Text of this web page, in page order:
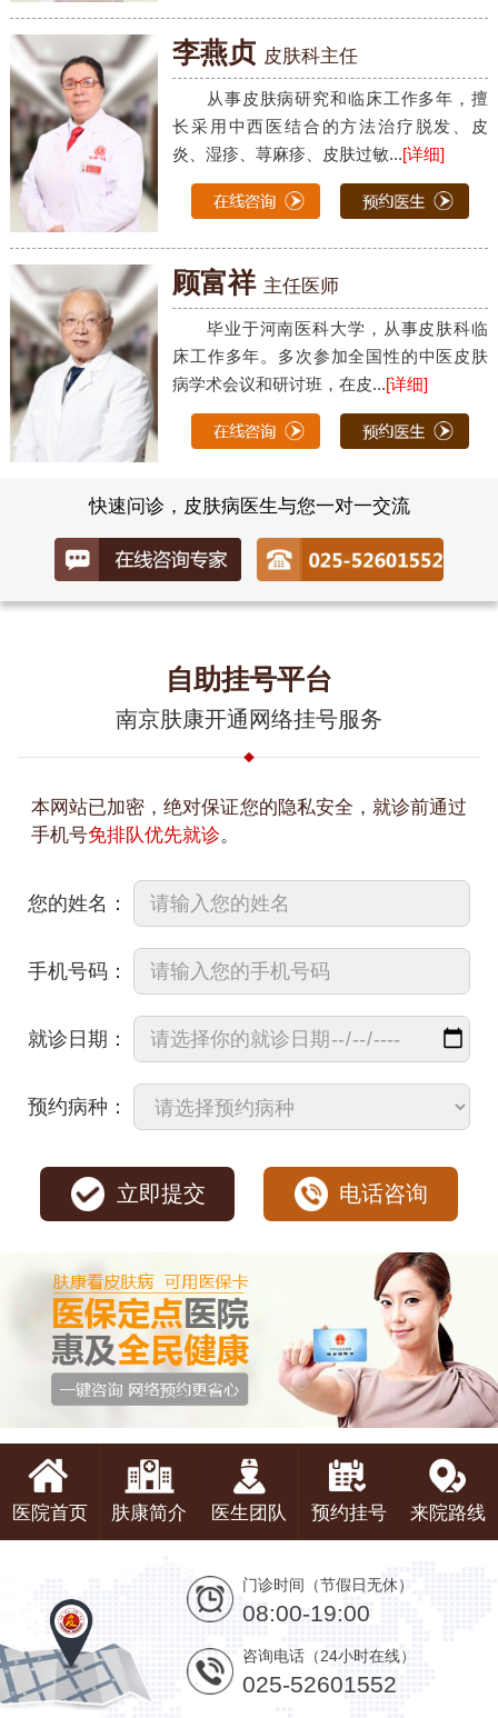
李燕贞 皮肤科主任
从事皮肤病研究和临床工作多年，擅
长采用中西医结合的方法治疗脱发、皮
炎、湿疹、荨麻疹、皮肤过敏...[详细]
顾富祥 主任医师
毕业于河南医科大学，从事皮肤科临
床工作多年。多次参加全国性的中医皮肤
病学术会议和研讨班，在皮...[详细]
快速问诊，皮肤病医生与您一对一交流
自助挂号平台
南京肤康开通网络挂号服务
本网站已加密，绝对保证您的隐私安全，就诊前通过
手机号免排队优先就诊。
您的姓名：
手机号码：
就诊日期：
预约病种：
立即提交 电话咨询
医院首页 肤康简介 医生团队 预约挂号 来院路线
门诊时间（节假日无休）
08:00-19:00
咨询电话（24小时在线）
025-52601552